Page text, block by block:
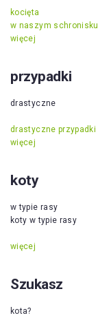
kocięta
w naszym schronisku
więcej
przypadki
drastyczne
drastyczne przypadki
więcej
koty
w typie rasy
koty w typie rasy
więcej
Szukasz
kota?